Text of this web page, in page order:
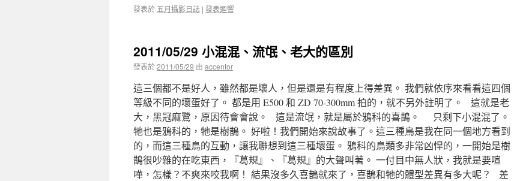
發表於 五月攝影日誌 | 發表迴響
2011/05/29 小混混、流氓、老大的區別
發表於2011/05/29 由 accentor
這三個都不是好人，雖然都是壞人，但是還是有程度上得差異。 我們就依序來看看這四個
等級不同的壞蛋好了。 都是用 E500 和 ZD 70-300mm 拍的，就不另外註明了。 這就是老
大，黑冠麻鷺，原因待會會說。 這是流氓，就是屬於鴉科的喜鵲。 只剩下小混混了。
牠也是鴉科的，牠是樹鵲。 好啦！我們開始來說故事了。這三種鳥是我在同一個地方看到
的，而這三種鳥的互動，讓我聯想到這三種壞蛋。 鴉科的鳥類多非常凶悍的，一開始是樹
鵲很吵雜的在吃東西，『葛規』、『葛規』的大聲叫著。 一付目中無人狀，我就是要喧
嘩，怎樣？不爽來咬我啊！ 結果沒多久喜鵲就來了，喜鵲和牠的體型差異有多大呢？ 差